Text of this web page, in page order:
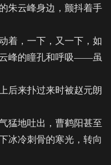
朱云峰身边，颤抖着手
，一下，又一下，如
峰的瞳孔和呼吸——虽
来扑过来时被赵元朗
地吐出，曹鹤阳甚至
冰冷刺骨的寒光，转向